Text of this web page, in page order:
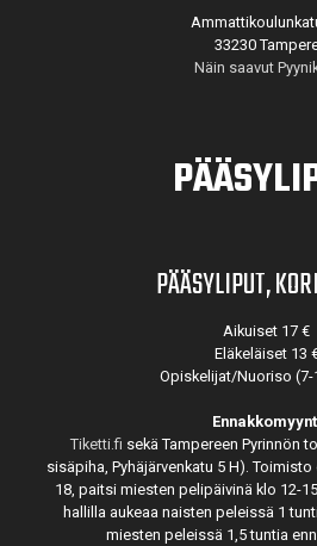
33230
Näin saavut
PÄÄSYLIPUT,
Aikuiset 17 €
Eläkeläiset 13
Opiskelijat/Nuoriso (7-
Tiketti.fi sekä Tampereen Pyrinnön
sisäpiha, Pyhäjärvenkatu 5 H).
18, paitsi miesten pelipäivinä klo 12-
hallilla aukeaa naisten peleissä 1
miesten peleissä 1,5 tuntia